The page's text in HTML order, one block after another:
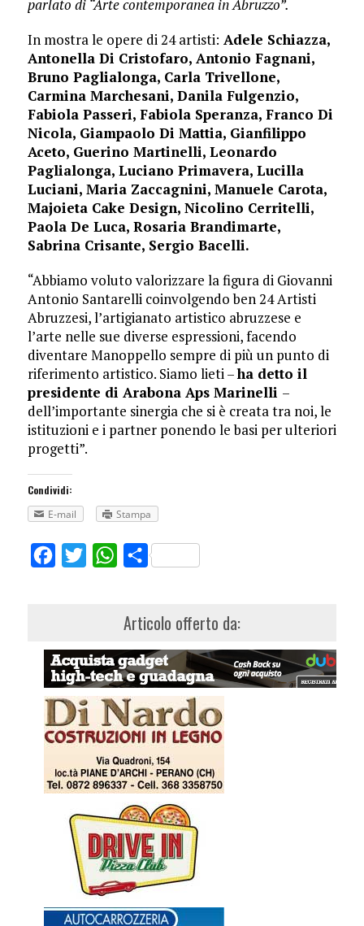
parlato di “Arte contemporanea in Abruzzo”.
In mostra le opere di 24 artisti: Adele Schiazza,
Antonella Di Cristofaro, Antonio Fagnani,
Bruno Paglialonga, Carla Trivellone,
Carmina Marchesani, Danila Fulgenzio,
Fabiola Passeri, Fabiola Speranza, Franco Di
Nicola, Giampaolo Di Mattia, Gianfilippo
Aceto, Guerino Martinelli, Leonardo
Paglialonga, Luciano Primavera, Lucilla
Luciani, Maria Zaccagnini, Manuele Carota,
Majoieta Cake Design, Nicolino Cerritelli,
Paola De Luca, Rosaria Brandimarte,
Sabrina Crisante, Sergio Bacelli.
“Abbiamo voluto valorizzare la figura di Giovanni
Antonio Santarelli coinvolgendo ben 24 Artisti
Abruzzesi, l’artigianato artistico abruzzese e
l’arte nelle sue diverse espressioni, facendo
diventare Manoppello sempre di più un punto di
riferimento artistico. Siamo lieti –ha detto il
presidente di Arabona Aps Marinelli –
dell’importante sinergia che si è creata tra noi, le
istituzioni e i partner ponendo le basi per ulteriori
progetti”.
Condividi:
E-mail
Stampa
FacebookTwitterWhatsApp
Share
Articolo offerto da: